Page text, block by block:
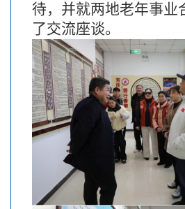
待，并就两地老年事业
了交流座谈。